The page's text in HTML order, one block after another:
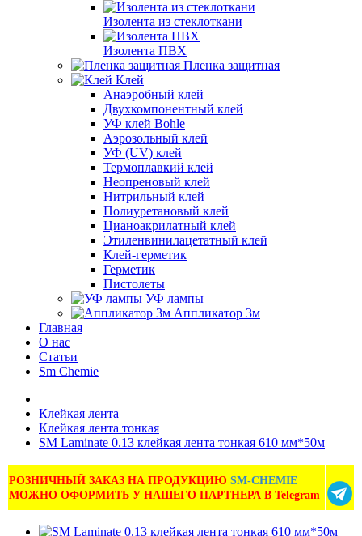
Изолента из стеклоткани
Изолента ПВХ
Пленка защитная
Клей
Анаэробный клей
Двухкомпонентный клей
УФ клей Bohle
Аэрозольный клей
УФ (UV) клей
Термоплавкий клей
Неопреновый клей
Нитрильный клей
Полиуретановый клей
Цианоакрилатный клей
Этиленвинилацетатный клей
Клей-герметик
Герметик
Пистолеты
УФ лампы
Аппликатор 3м
Главная
О нас
Статьи
Sm Chemie
Клейкая лента
Клейкая лента тонкая
SM Laminate 0.13 клейкая лента тонкая 610 мм*50м
РОЗНИЧНЫЙ ЗАКАЗ НА ПРОДУКЦИЮ SM-CHEMIE
МОЖНО ОФОРМИТЬ У НАШЕГО ПАРТНЕРА В Telegram